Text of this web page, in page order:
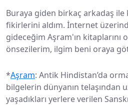
Buraya giden birkaç arkadaş
fikirlerini aldım. İnternet
gideceğim Aşram'ın
önsezilerim, ilgim beni oraya
*Aşram: Antik Hindistan’da
bilgelerin dünyanın telaşından
yaşadıkları yerlere verilen